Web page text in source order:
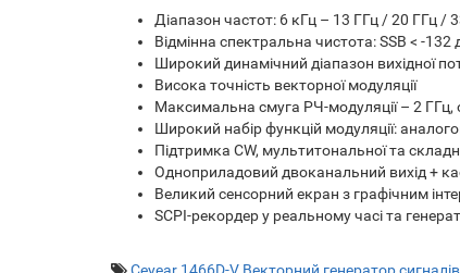
Діапазон частот: 6 кГц – 13 ГГц / 20 ГГц /
Відмінна спектральна чистота: SSB < -
Широкий динамічний діапазон вихідної
Висока точність векторної модуляції
Максимальна смуга РЧ-модуляції – 2
Широкий набір функцій модуляції:
Підтримка CW, мультитональної та
Одноприладовий двоканальний вихід +
Великий сенсорний екран з графічним
SCPI-рекордер у реальному часі та